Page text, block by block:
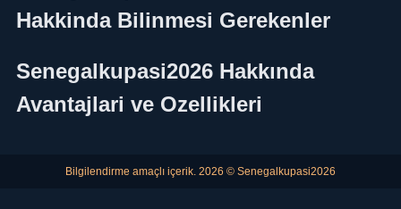
Hakkinda Bilinmesi Gerekenler
Senegalkupasi2026 Hakkında
Avantajlari ve Ozellikleri
Bilgilendirme amaçlı içerik. 2026 © Senegalkupasi2026